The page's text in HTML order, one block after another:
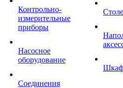
Контрольно-
измерительные
приборы
Насосное
оборудование
Соединения